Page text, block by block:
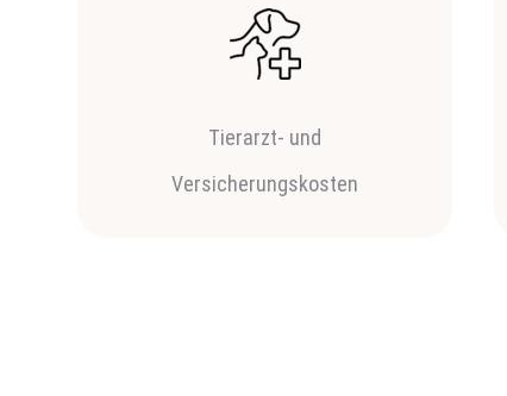
Tierarzt- und
Versicherungskosten